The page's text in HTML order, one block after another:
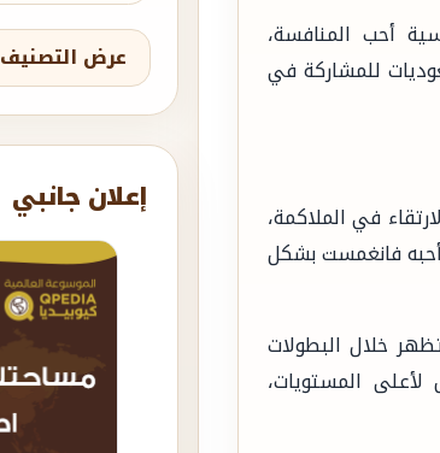
عرض التصنيف
إعلان جانبي
أحب المنافسة،
للمشاركة في
في الملاكمة،
فانغمست بشكل
خلال البطولات
لأعلى المستويات،